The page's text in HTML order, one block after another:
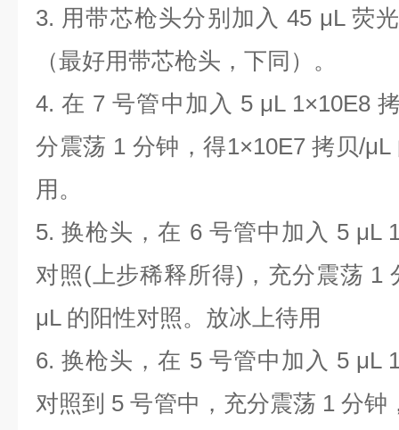
3. 用带芯枪头分别加入 45 μL 荧
（最好用带芯枪头，下同）。
4.在 7号管中加入 5 μL 1×10E8
分震荡 1 分钟，得1×10E7 拷贝/μL
用。
5.换枪头，在 6 号管中加入 5 μL
对照(上步稀释所得) ，充分震荡 1
μL 的阳性对照。放冰上待用
6.换枪头，在 5 号管中加入 5 μL
对照到 5号管中，充分震荡 1分钟